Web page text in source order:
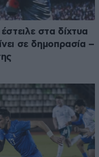
στα δίχτυα
σε δημοπρασία –